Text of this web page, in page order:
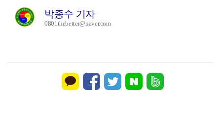
박종수 기자
0801thebetter@naver.com